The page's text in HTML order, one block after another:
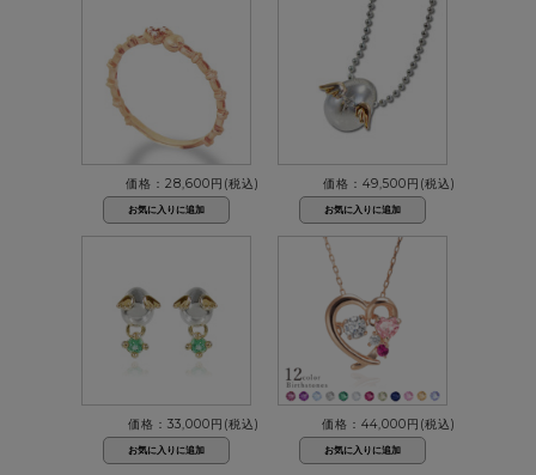
価格：28,600円(税込) 価格：49,500円(税込)
価格：33,000円(税込) 価格：44,000円(税込)